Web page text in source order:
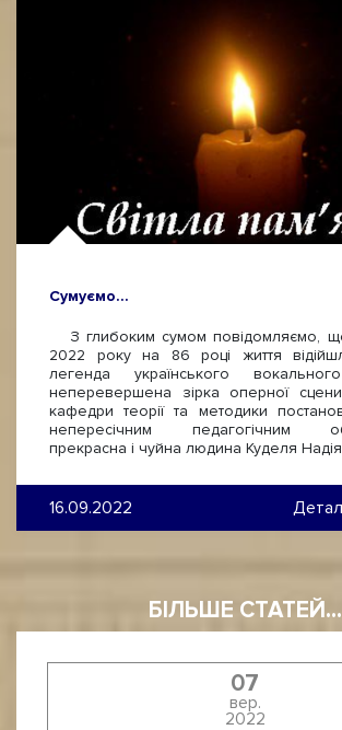
Сумуємо…
З глибоким сумом повідомляємо,
2022 року на 86 році життя
легенда українського
неперевершена зірка оперної
кафедри теорії та методики
непересічним педагогічним
прекрасна і чуйна людина Куделя
16.09.2022
БІЛЬШЕ СТАТЕЙ...
07
вер.
2022